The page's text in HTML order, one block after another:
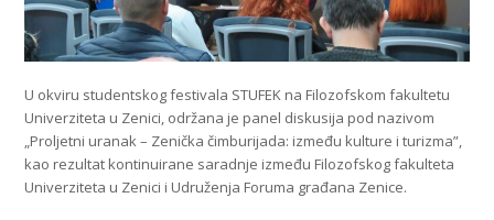
U okviru studentskog festivala STUFEK na Filozofskom fakultetu
Univerziteta u Zenici, održana je panel diskusija pod nazivom
„Proljetni uranak – Zenička čimburijada: između kulture i turizma”,
kao rezultat kontinuirane saradnje između Filozofskog fakulteta
Univerziteta u Zenici i Udruženja Foruma građana Zenice.